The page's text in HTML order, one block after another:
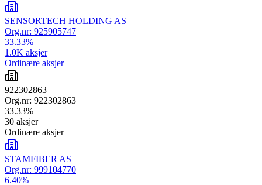
SENSORTECH HOLDING AS
Org.nr: 925905747
33.33%
1.0K aksjer
Ordinære aksjer
922302863
Org.nr: 922302863
33.33%
30 aksjer
Ordinære aksjer
STAMFIBER AS
Org.nr: 999104770
6.40%